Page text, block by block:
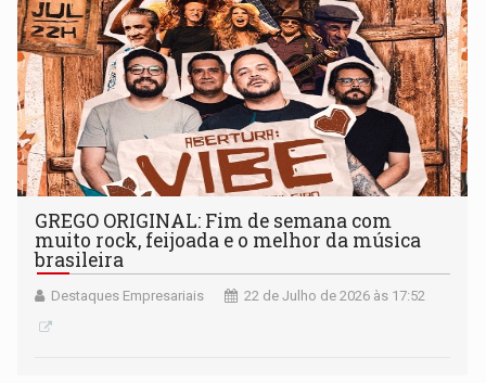
GREGO ORIGINAL: Fim de semana com
muito rock, feijoada e o melhor da música
brasileira
Destaques Empresariais 22 de Julho de 2026 às 17:52